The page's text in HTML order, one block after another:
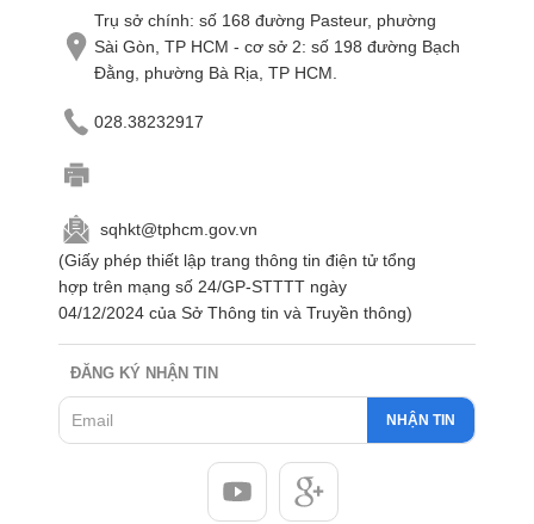
Trụ sở chính: số 168 đường Pasteur, phường
Sài Gòn, TP HCM - cơ sở 2: số 198 đường Bạch
Đằng, phường Bà Rịa, TP HCM.
028.38232917
sqhkt@tphcm.gov.vn
(Giấy phép thiết lập trang thông tin điện tử tổng
hợp trên mạng số 24/GP-STTTT ngày
04/12/2024 của Sở Thông tin và Truyền thông)
ĐĂNG KÝ NHẬN TIN
NHẬN TIN